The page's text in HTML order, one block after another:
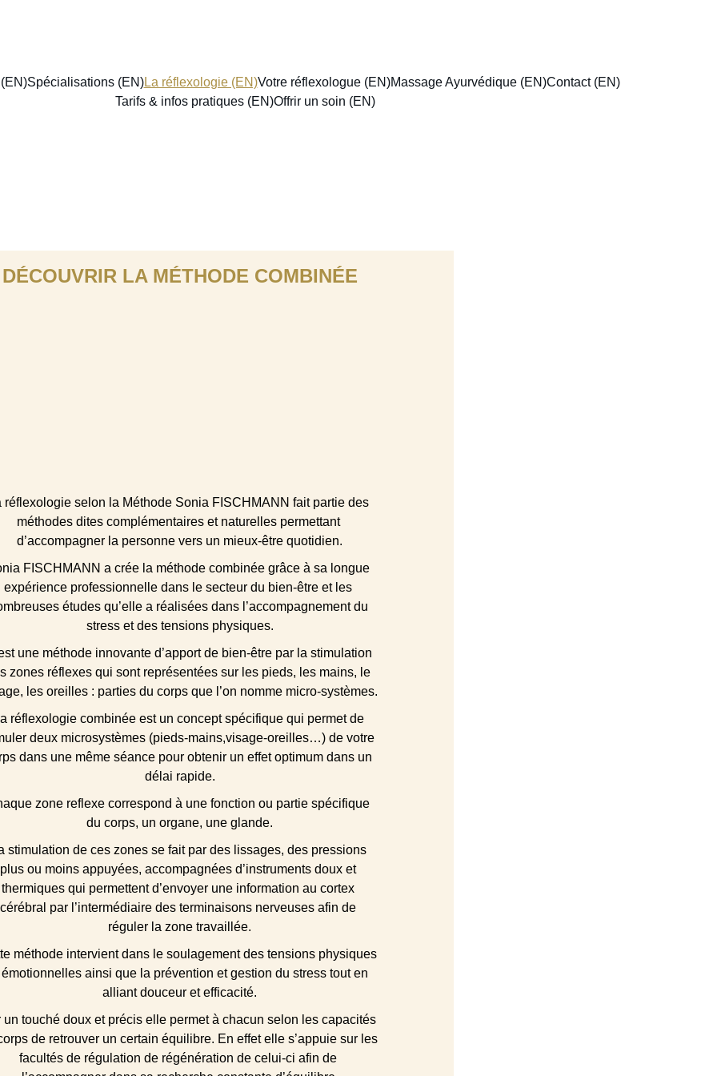
Spécialisations (EN)La réflexologie (EN)Votre réflexologue (EN)Massage Ayurvédique (EN)Contact (EN)
Tarifs & infos pratiques (EN)Offrir un soin (EN)
DÉCOUVRIR LA MÉTHODE COMBINÉE
réflexologie selon la Méthode Sonia FISCHMANN fait partie des
méthodes dites complémentaires et naturelles permettant
d’accompagner la personne vers un mieux-être quotidien.
FISCHMANN a crée la méthode combinée grâce à sa longue
expérience professionnelle dans le secteur du bien-être et les
études qu’elle a réalisées dans l’accompagnement du
stress et des tensions physiques.
une méthode innovante d’apport de bien-être par la stimulation
zones réflexes qui sont représentées sur les pieds, les mains, le
les oreilles : parties du corps que l’on nomme micro-systèmes.
réflexologie combinée est un concept spécifique qui permet de
deux microsystèmes (pieds-mains,visage-oreilles…) de votre
dans une même séance pour obtenir un effet optimum dans un
délai rapide.
zone reflexe correspond à une fonction ou partie spécifique
du corps, un organe, une glande.
stimulation de ces zones se fait par des lissages, des pressions
plus ou moins appuyées, accompagnées d’instruments doux et
thermiques qui permettent d’envoyer une information au cortex
cérébral par l’intermédiaire des terminaisons nerveuses afin de
réguler la zone travaillée.
méthode intervient dans le soulagement des tensions physiques
ainsi que la prévention et gestion du stress tout en
alliant douceur et efficacité.
un touché doux et précis elle permet à chacun selon les capacités
de retrouver un certain équilibre. En effet elle s’appuie sur les
facultés de régulation de régénération de celui-ci afin de